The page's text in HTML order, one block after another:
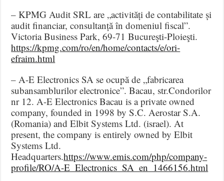
– KPMG Audit SRL are „activități de contabilitate și
audit financiar, consultanță în domeniul fiscal”.
Victoria Business Park, 69-71 Bucureşti-Ploieşti.
https://kpmg.com/ro/en/home/contacts/e/ori-
efraim.html
– A-E Electronics SA se ocupă de „fabricarea
subansamblurilor electronice”. Bacau, str.Condorilor
nr 12. A-E Electronics Bacau is a private owned
company, founded in 1998 by S.C. Aerostar S.A.
(Romania) and Elbit Systems Ltd. (israel). At
present, the company is entirely owned by Elbit
Systems Ltd.
Headquarters.https://www.emis.com/php/company-
profile/RO/A-E_Electronics_SA_en_1466156.html